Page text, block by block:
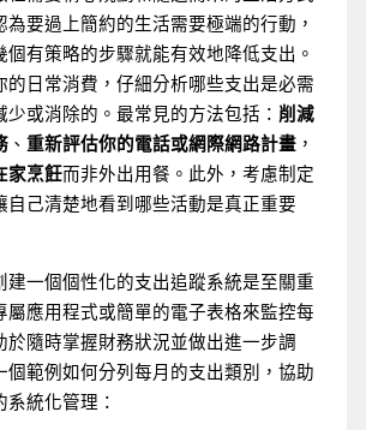
要過上簡約的生活需要極端的行動，
個有策略的步驟就能有效地降低支出。
的日常消費，仔細分析哪些支出是必需
少或消除的。最常見的方法包括： 削減
、重新評估你的電話或網際網路計畫 ，
家烹飪而非外出用餐。此外，考慮制定
自己清楚地看到哪些活動是真正重要
建一個個性化的支出追蹤系統是至關重
屬應用程式或簡單的電子表格來監控每
於隨時掌握財務狀況並做出進一步調
個範例如何分列每月的支出類別，協助
統化管理：